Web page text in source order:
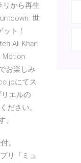
リから再生
世
ト！
Ali Khan
Motion
お楽しみ
にてス
エルの
ださい。
。
。
リ「ミュ